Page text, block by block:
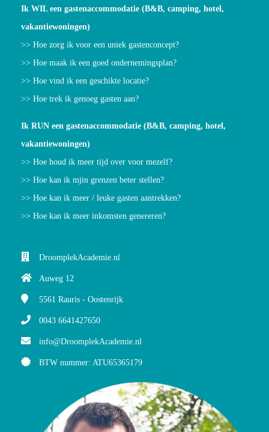
Ik WIL een gastenaccommodatie (B&B, camping, hotel,
vakantiewoningen)
>> Hoe zorg ik voor een uniek gastenconcept?
>> Hoe maak ik een goed ondernemingsplan?
>> Hoe vind ik een geschikte locatie?
>> Hoe trek ik genoeg gasten aan?
Ik RUN een gastenaccommodatie (B&B, camping, hotel,
vakantiewoningen)
>> Hoe houd ik meer tijd over voor mezelf?
>> Hoe kan ik mjin grenzen beter stellen?
>> Hoe kan ik meer / leuke gasten aantrekken?
>> Hoe kan ik meer inkomsten genereren?
DroomplekAcademie.nl
Auweg 12
5561 Rauris - Oostenrijk
0043 6641427650
info@DroomplekAcademie.nl
BTW nummer: ATU65365179